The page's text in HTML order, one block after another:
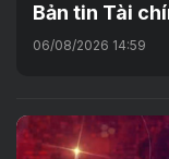
Bản tin Tài
06/08/2026 14:59